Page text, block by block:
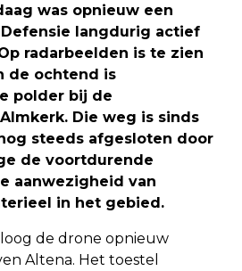
was opnieuw een
langdurig actief
radarbeelden is te zien
de ochtend is
polder bij de
Die weg is sinds
steeds afgesloten door
de voortdurende
aanwezigheid van
in het gebied.
de drone opnieuw
Altena. Het toestel